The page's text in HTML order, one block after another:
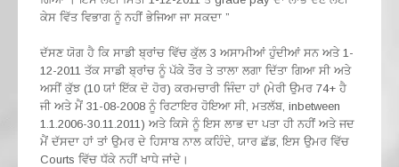
ਕੇਸ ਵਿੱਤ ਵਿਭਾਗ ਨੂੰ ਨਹੀਂ ਭੇਜਿਆ ਜਾ ਸਕਦਾ ”
ਦੱਸਣ ਯੋਗ ਹੈ ਕਿ ਸਾਡੀ ਬ੍ਰਾਂਚ ਵਿੱਚ ਕੁੱਲ 3 ਅਸਾਮੀਆਂ ਹੁੰਦੀਆਂ ਸਨ ਅਤੇ 1-
12-2011 ਤੱਕ ਸਾਡੀ ਬ੍ਰਾਂਚ ਨੂੰ ਪੱਕੇ ਤੌਰ ਤੇ ਤਾਲਾ ਲਗਾ ਦਿੱਤਾ ਗਿਆ ਸੀ ਅਤੇ
ਅਸੀਂ ਕੁੱਝ (10 ਯਾਂ ਇੱਕ ਦੋ ਹੋਰ) ਕਰਮਚਾਰੀ ਜਿੰਦਾ ਹਾਂ (ਮੇਰੀ ਉਮਰ 74+ ਹੈ
ਜੀ ਅਤੇ ਮੈਂ 31-08-2008 ਨੂੰ ਰਿਟਾਇਰ ਹੋਇਆ ਸੀ, ਮਤਲੱਬ, inbetween
1.1.2006-30.11.2011) ਅਤੇ ਕਿਸੇ ਨੂੰ ਇਸ ਲਾਭ ਦਾ ਪਤਾ ਹੀ ਨਹੀਂ ਅਤੇ ਜਦ
ਮੈਂ ਦੱਸਦਾ ਹਾਂ ਤਾਂ ਉਮਰ ਦੇ ਹਿਸਾਬ ਨਾਲ ਕਹਿੰਦੇ, ਯਾਰ ਛੱਡ, ਇਸ ਉਮਰ ਵਿੱਚ
Courts ਵਿੱਚ ਧੱਕੇ ਨਹੀਂ ਖਾਧੇ ਜਾਂਦੇ।